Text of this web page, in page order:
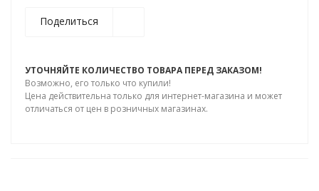
Поделиться
УТОЧНЯЙТЕ КОЛИЧЕСТВО ТОВАРА ПЕРЕД ЗАКАЗОМ!
Возможно, его только что купили!
Цена действительна только для интернет-магазина и может
отличаться от цен в розничных магазинах.